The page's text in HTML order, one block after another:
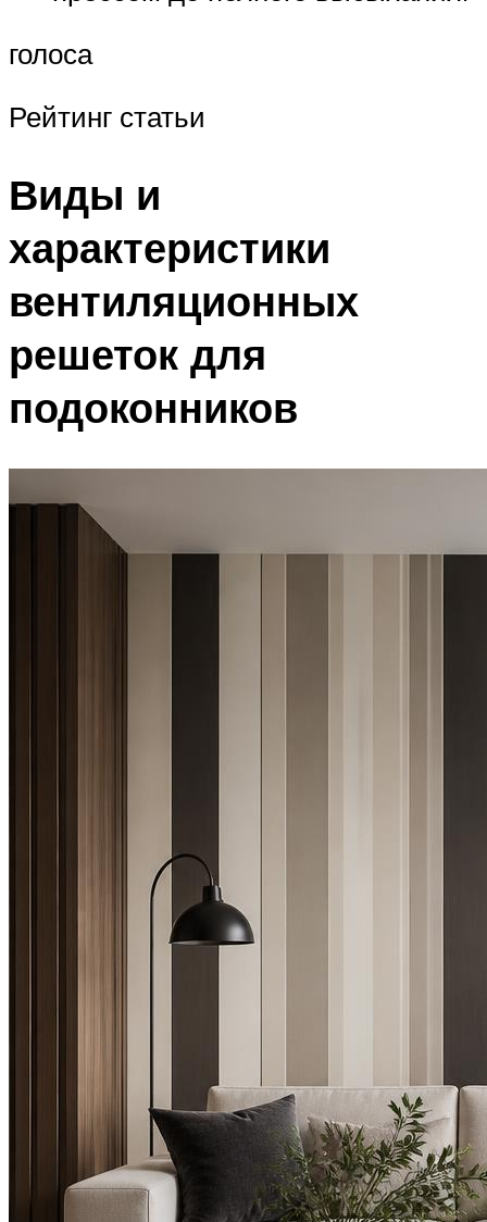
голоса
Рейтинг статьи
Виды и
характеристики
вентиляционных
решеток для
подоконников